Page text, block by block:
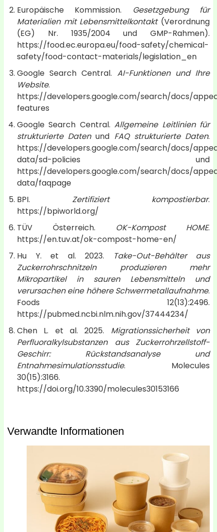
Europäische Kommission.
Gesetzgebung für
Materialien mit Lebensmittelkontakt(Verordnung
(EG) Nr. 1935/2004 und GMP-Rahmen).
https://food.ec.europa.eu/food-safety/chemical-
safety/food-contact-materials/legislation_en
Google Search Central. AI-Funktionen und Ihre
Website.
https://developers.google.com/search/docs/
features
Google Search Central.Allgemeine Leitlinien für
strukturierte Datenund FAQ strukturierte Daten.
https://developers.google.com/search/docs/
data/sd-policies und
https://developers.google.com/search/docs/
data/faqpage
BPI. Zertifiziert kompostierbar.
https://bpiworld.org/
TÜV Österreich. OK-Kompost HOME.
https://en.tuv.at/ok-compost-home-en/
Hu Y. et al. 2023.
Take-Out-Behälter aus
Zuckerrohrschnitzeln produzieren mehr
Mikropartikel in sauren Lebensmitteln und
verursachen eine höhere Schwermetallaufnahme.
Foods 12(13):2496.
https://pubmed.ncbi.nlm.nih.gov/37444234/
Chen L. et al. 2025. Migrationssicherheit von
Perfluoralkylsubstanzen aus Zuckerrohrzellstoff-
Geschirr: Rückstandsanalyse und
Entnahmesimulationsstudie. Molecules
30(15):3166.
https://doi.org/10.3390/molecules30153166
Verwandte Informationen